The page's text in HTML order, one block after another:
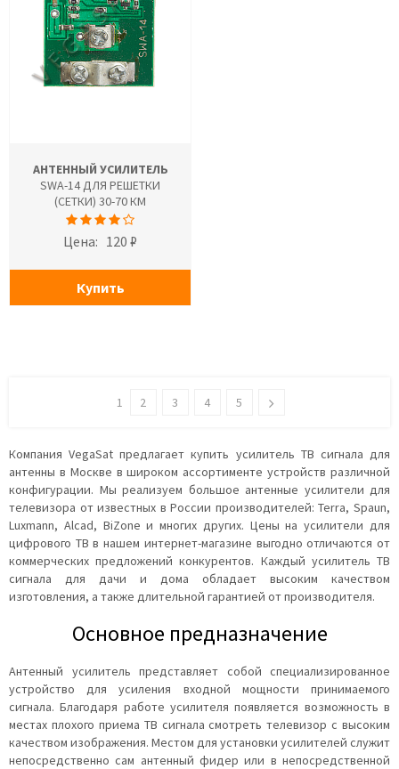
АНТЕННЫЙ УСИЛИТЕЛЬ
SWA-14 ДЛЯ РЕШЕТКИ
(СЕТКИ) 30-70 КМ
Цена: 120 ₽
Купить
1 2 3 4 5
Компания VegaSat предлагает купить усилитель ТВ сигнала для
антенны в Москве в широком ассортименте устройств различной
конфигурации. Мы реализуем большое антенные усилители для
телевизора от известных в России производителей: Terra, Spaun,
Luxmann, Alcad, BiZone и многих других. Цены на усилители для
цифрового ТВ в нашем интернет-магазине выгодно отличаются от
коммерческих предложений конкурентов. Каждый усилитель ТВ
сигнала для дачи и дома обладает высоким качеством
изготовления, а также длительной гарантией от производителя.
Основное предназначение
Антенный усилитель представляет собой специализированное
устройство для усиления входной мощности принимаемого
сигнала. Благодаря работе усилителя появляется возможность в
местах плохого приема ТВ сигнала смотреть телевизор с высоким
качеством изображения. Местом для установки усилителей служит
непосредственно сам антенный фидер или в непосредственной